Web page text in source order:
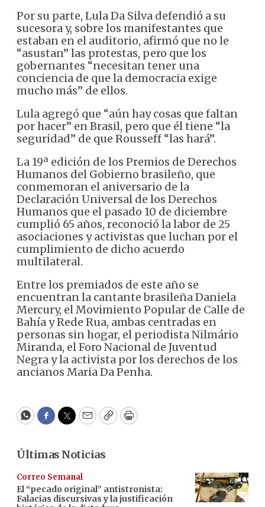
Por su parte, Lula Da Silva defendió a su
sucesora y, sobre los manifestantes que
estaban en el auditorio, afirmó que no le
“asustan” las protestas, pero que los
gobernantes “necesitan tener una
conciencia de que la democracia exige
mucho más” de ellos.
Lula agregó que “aún hay cosas que faltan
por hacer” en Brasil, pero que él tiene “la
seguridad” de que Rousseff “las hará”.
La 19ª edición de los Premios de Derechos
Humanos del Gobierno brasileño, que
conmemoran el aniversario de la
Declaración Universal de los Derechos
Humanos que el pasado 10 de diciembre
cumplió 65 años, reconoció la labor de 25
asociaciones y activistas que luchan por el
cumplimiento de dicho acuerdo
multilateral.
Entre los premiados de este año se
encuentran la cantante brasileña Daniela
Mercury, el Movimiento Popular de Calle de
Bahía y Rede Rua, ambas centradas en
personas sin hogar, el periodista Nilmário
Miranda, el Foro Nacional de Juventud
Negra y la activista por los derechos de los
ancianos Maria Da Penha.
WhatsApp
Facebook
Twitter
EmailCopyPrint
Últimas Noticias
Correo Semanal
El “pecado original” antistronista:
Falacias discursivas y la justificación